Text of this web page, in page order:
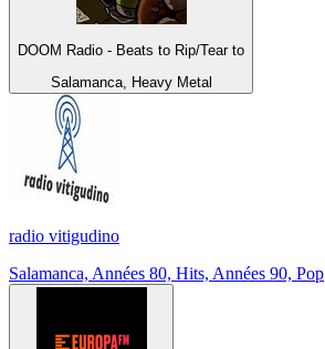
DOOM Radio - Beats to Rip/Tear to
Salamanca, Heavy Metal
radio vitigudino
Salamanca, Années 80, Hits, Années 90, Pop